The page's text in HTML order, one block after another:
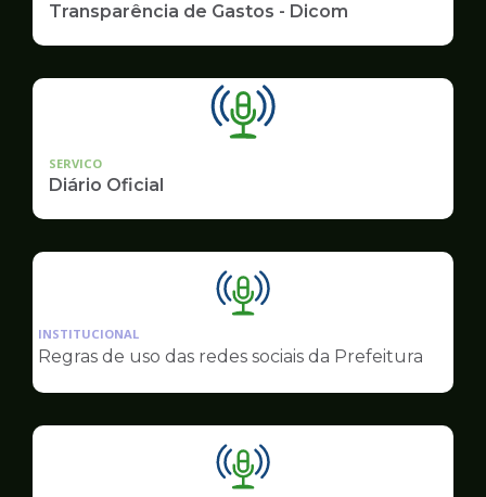
Transparência de Gastos - Dicom
SERVICO
Diário Oficial
Ilustração
pagina
Comunicação
INSTITUCIONAL
Regras de uso das redes sociais da Prefeitura
Ilustração